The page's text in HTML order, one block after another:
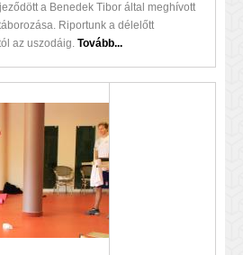
a Benedek Tibor által meghívott
Riportunk a délelőtt
az uszodáig. Tovább...